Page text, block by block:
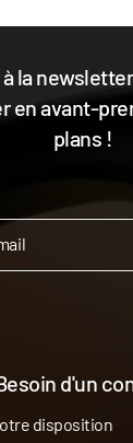
la
en avant-
plans !
d'un
disposition